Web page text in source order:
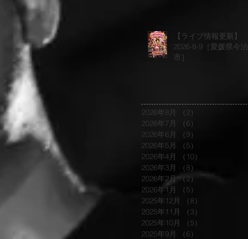
【ライブ情報更新】
2026-8-9［愛媛県今治
市］
2026年8月 （2）
2026年7月
（6）
2026年6月
（9）
2026年5月
（5）
2026年4月
（10）
2026年3月
（8）
2026年2月 （2）
2件の記事
2026年1月
（5）
2025年12月
（8）
2025年11月
（3）
2025年10月
（5）
2025年9月
（6）